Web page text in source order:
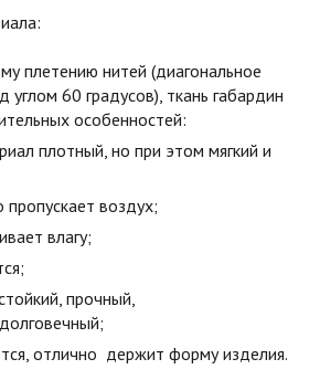
плетению нитей (диагональное
углом 60 градусов), ткань габардин
особенностей:
плотный, но при этом мягкий и
воздух;
влагу;
прочный,
отлично держит форму изделия.